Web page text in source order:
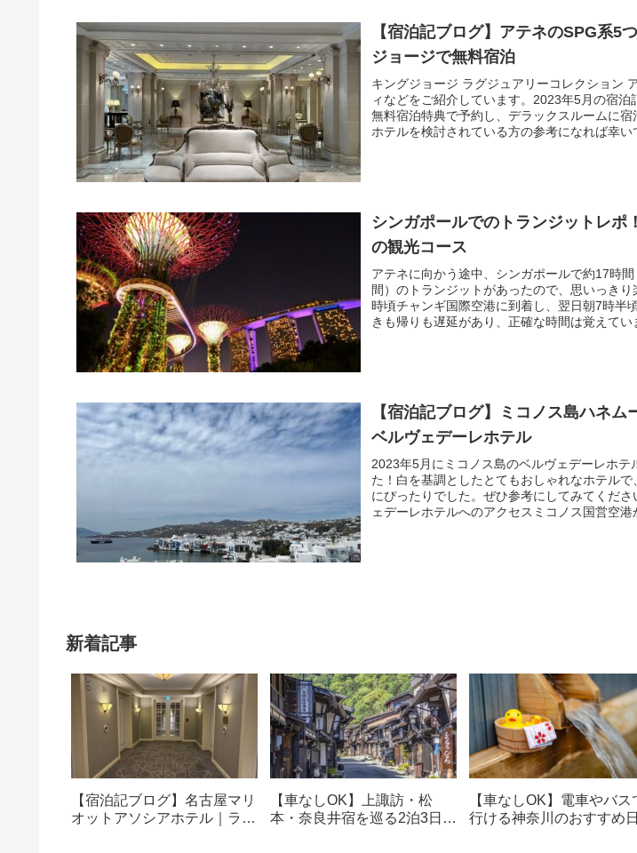
【宿泊記ブログ】アテネのSPG系5
ジョージで無料宿泊
キングジョージ ラグジュアリーコレクション
ィなどをご紹介しています。2023年5月の宿泊
無料宿泊特典で予約し、デラックスルームに
ホテルを検討されている方の参考になれば幸い
シンガポールでのトランジットレポ
の観光コース
アテネに向かう途中、シンガポールで約17時
間）のトランジットがあったので、思いっき
時頃チャンギ国際空港に到着し、翌日朝7時半
きも帰りも遅延があり、正確な時間は覚えてい
【宿泊記ブログ】ミコノス島ハネム
ベルヴェデーレホテル
2023年5月にミコノス島のベルヴェデーレホテ
た！白を基調としたとてもおしゃれなホテル
にぴったりでした。ぜひ参考にしてみてくだ
ェデーレホテルへのアクセスミコノス国営空港
新着記事
【宿泊記ブログ】名古屋マリ
オットアソシアホテル｜ラウ
【車なしOK】上諏訪・松
本・奈良井宿を巡る2泊3日観
【車なしOK】電車やバス
行ける神奈川のおすすめ